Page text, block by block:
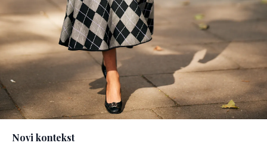
Novi kontekst